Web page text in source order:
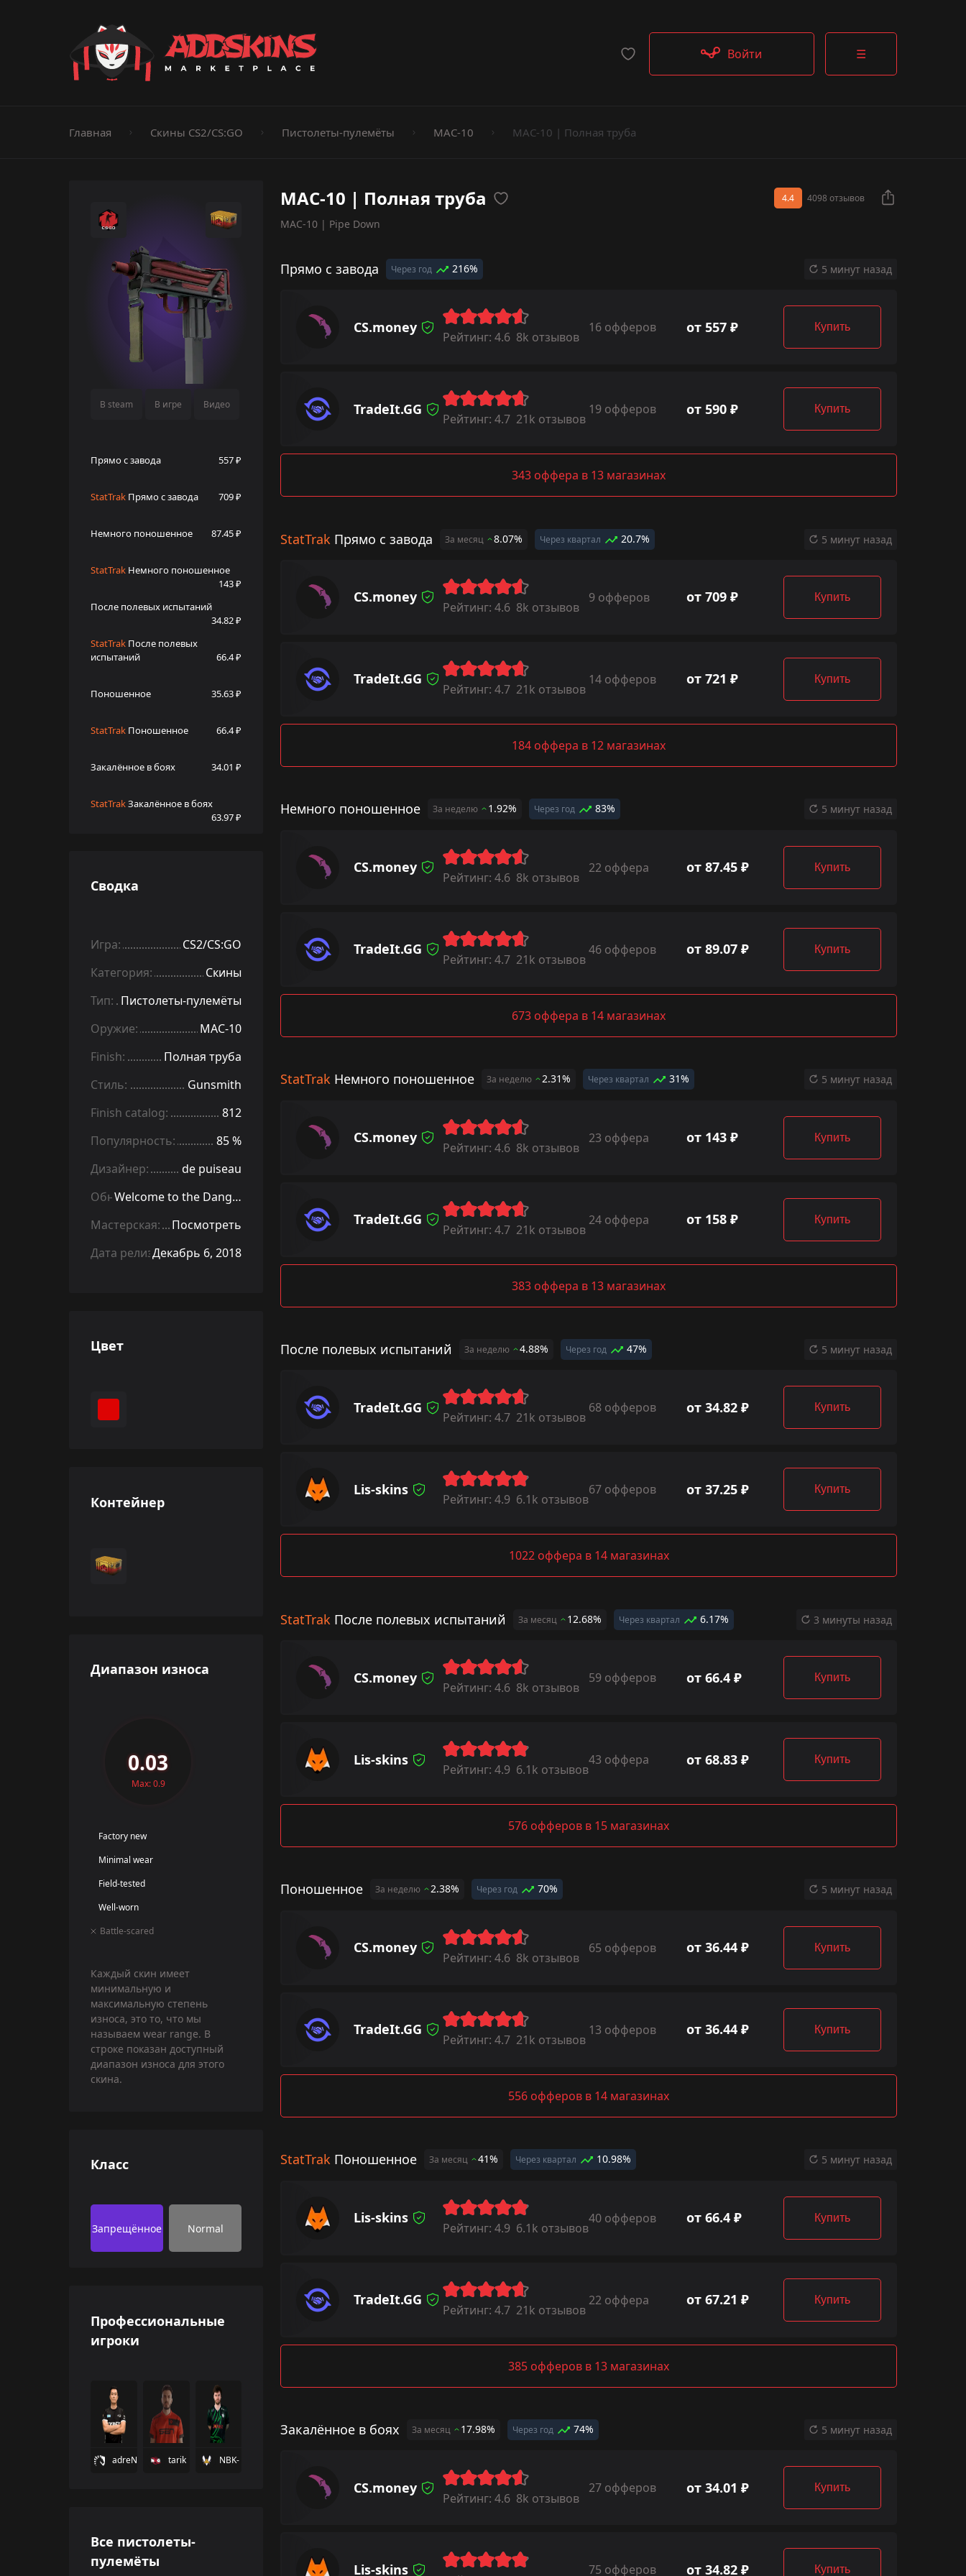
☰
Пистолеты
Ножи
Штурмовые винтовки
Войти
Главная Скины CS2/CS:GO Пистолеты-пулемёты MAC-10 MAC-10 | Полная труба
MAC-10 | Полная труба
MAC-10 | Pipe Down
4.4 4098 отзывов
В steam В игре Видео
Прямо с завода 557 ₽
StatTrak Прямо с завода 709 ₽
Немного поношенное 87.45 ₽
StatTrak Немного поношенное
143 ₽
После полевых испытаний
34.82 ₽
StatTrak После полевых
испытаний
66.4 ₽
Поношенное 35.63 ₽
StatTrak Поношенное 66.4 ₽
Закалённое в боях 34.01 ₽
StatTrakЗакалённое в боях
63.97 ₽
Прямо с завода Через год 216% 5 минут назад
CS.money
Рейтинг: 4.6 8k отзывов
16 офферов от 557 ₽ Купить
TradeIt.GG
Рейтинг: 4.7 21k отзывов
19 офферов от 590 ₽ Купить
343 оффера в 13 магазинах
StatTrak Прямо с завода За месяц 8.07% Через квартал 20.7% 5 минут назад
CS.money
Рейтинг: 4.6 8k отзывов
9 офферов от 709 ₽ Купить
TradeIt.GG
Рейтинг: 4.7 21k отзывов
14 офферов от 721 ₽ Купить
184 оффера в 12 магазинах
Немного поношенное За неделю 1.92% Через год 83% 5 минут назад
CS.money
Рейтинг: 4.6 8k отзывов
22 оффера от 87.45 ₽ Купить
TradeIt.GG
Рейтинг: 4.7 21k отзывов
46 офферов от 89.07 ₽ Купить
673 оффера в 14 магазинах
StatTrak Немного поношенное За неделю 2.31% Через квартал 31% 5 минут назад
CS.money
Рейтинг: 4.6 8k отзывов
23 оффера от 143 ₽ Купить
TradeIt.GG
Рейтинг: 4.7 21k отзывов
24 оффера от 158 ₽ Купить
383 оффера в 13 магазинах
После полевых испытаний За неделю 4.88% Через год 47% 5 минут назад
TradeIt.GG
Рейтинг: 4.7 21k отзывов
68 офферов от 34.82 ₽ Купить
Lis-skins
Рейтинг: 4.9 6.1k отзывов
67 офферов от 37.25 ₽ Купить
1022 оффера в 14 магазинах
StatTrak После полевых испытаний За месяц 12.68% Через квартал 6.17% 3 минуты назад
CS.money
Рейтинг: 4.6 8k отзывов
59 офферов от 66.4 ₽ Купить
Lis-skins
Рейтинг: 4.9 6.1k отзывов
43 оффера от 68.83 ₽ Купить
576 офферов в 15 магазинах
Поношенное За неделю 2.38% Через год 70% 5 минут назад
CS.money
Рейтинг: 4.6 8k отзывов
65 офферов от 36.44 ₽ Купить
TradeIt.GG
Рейтинг: 4.7 21k отзывов
13 офферов от 36.44 ₽ Купить
556 офферов в 14 магазинах
StatTrak Поношенное За месяц 41% Через квартал 10.98% 5 минут назад
Lis-skins
Рейтинг: 4.9 6.1k отзывов
40 офферов от 66.4 ₽ Купить
TradeIt.GG
Рейтинг: 4.7 21k отзывов
22 оффера от 67.21 ₽ Купить
385 офферов в 13 магазинах
Закалённое в боях За месяц 17.98% Через год 74% 5 минут назад
CS.money
Рейтинг: 4.6 8k отзывов
27 офферов от 34.01 ₽ Купить
Lis-skins 75 офферов от 34.82 ₽ Купить
Сводка
Игра:
CS2/CS:GO
Категория:
Скины
Тип: Пистолеты-пулемёты
Оружие:
MAC-10
Finish:
Полная труба
Стиль:
Gunsmith
Finish catalog:
812
Популярность:
85 %
Дизайнер:
de puiseau
Обновление:
Welcome to the Danger Zone
Мастерская:
Посмотреть
Дата релиза:Декабрь 6, 2018
Цвет
Контейнер
Диапазон износа
0.03
Max: 0.9
Factory new
Minimal wear
Field-tested
Well-worn
Battle-scared
Каждый скин имеет
минимальную и
максимальную степень
износа, это то, что мы
называем wear range. В
строке показан доступный
диапазон износа для этого
скина.
Класс
Запрещённое Normal
Профессиональные
игроки
adreN tarik NBK-
Все пистолеты-
пулемёты